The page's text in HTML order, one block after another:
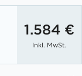
1.584 €
Inkl. MwSt.